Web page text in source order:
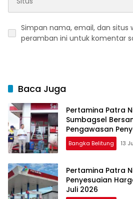
Simpan nama, email, dan situs
peramban ini untuk komentar
Baca Juga
Pertamina Patra
Sumbagsel
Pengawasan
bagi Nelayan
Bangka Belitung 13
Pertamina Patra
Penyesuaian
Juli 2026